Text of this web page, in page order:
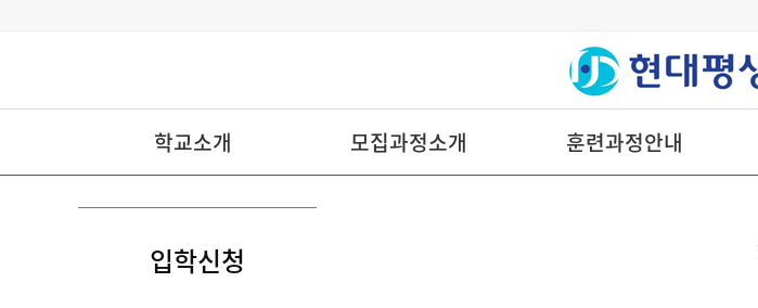
학교소개 모집과정소개 훈련과정안내
입학신청